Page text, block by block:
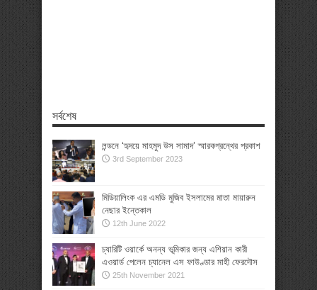
সর্বশেষ
লন্ডনে ‘হৃদয়ে মাহমুদ উস সামাদ’ স্মারকগ্রন্থের প্রকাশ
3rd September 2023
মিডিয়ালিংক এর এমডি মুজিব ইসলামের মাতা মায়ারুন
নেছার ইন্তেকাল
12th June 2022
চ্যারিটি ওয়ার্কে অনন্য ভূমিকার জন্য এশিয়ান কারী
এওয়ার্ড পেলেন চ্যানেল এস ফাউণ্ডার মাহী ফেরদৌস
25th November 2021